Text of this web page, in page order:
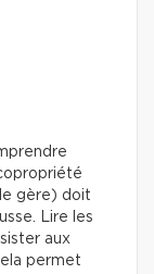
gère) doit
Lire les
aux
permet